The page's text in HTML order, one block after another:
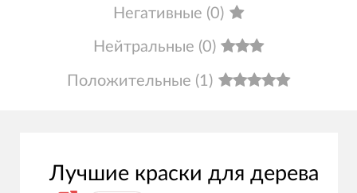
Негативные (0)
Нейтральные (0)
Положительные (1)
Лучшие краски для дерева